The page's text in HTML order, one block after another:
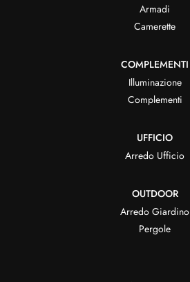
Armadi
Camerette
COMPLEMENTI
Illuminazione
Complementi
UFFICIO
Arredo Ufficio
OUTDOOR
Arredo Giardino
Pergole